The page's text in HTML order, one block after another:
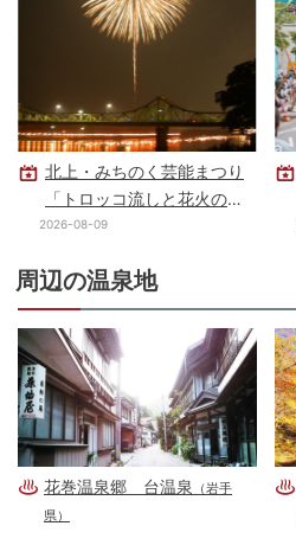
北上・みちのく芸能まつり
「トロッコ流しと花火の夕
べ」
2026-08-09
周辺の温泉地
花巻温泉郷 台温泉
（岩手
県）